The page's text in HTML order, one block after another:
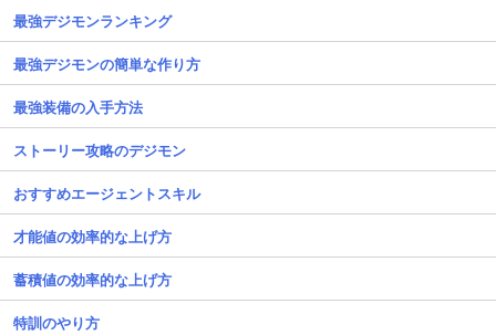
最強デジモンランキング
最強デジモンの簡単な作り方
最強装備の入手方法
ストーリー攻略のデジモン
おすすめエージェントスキル
才能値の効率的な上げ方
蓄積値の効率的な上げ方
特訓のやり方